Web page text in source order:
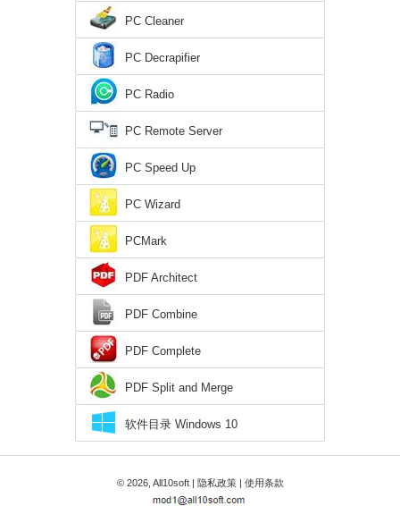
PC Cleaner
PC Decrapifier
PC Radio
PC Remote Server
PC Speed Up
PC Wizard
PCMark
PDF Architect
PDF Combine
PDF Complete
PDF Split and Merge
软件目录 Windows 10
© 2026, All10soft | 隐私政策| 使用条款